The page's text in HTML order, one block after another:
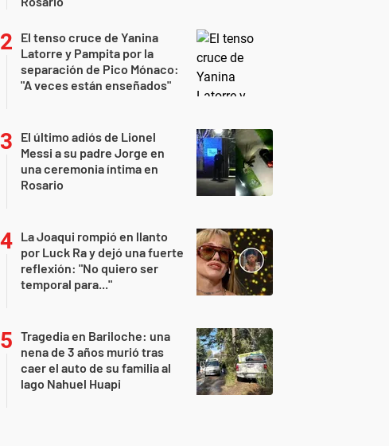
El tenso cruce de Yanina
Latorre y Pampita por la
separación de Pico Mónaco:
"A veces están enseñados"
El último adiós de Lionel
Messi a su padre Jorge en
una ceremonia íntima en
Rosario
La Joaqui rompió en llanto
por Luck Ra y dejó una fuerte
reflexión: "No quiero ser
temporal para..."
Tragedia en Bariloche: una
nena de 3 años murió tras
caer el auto de su familia al
lago Nahuel Huapi